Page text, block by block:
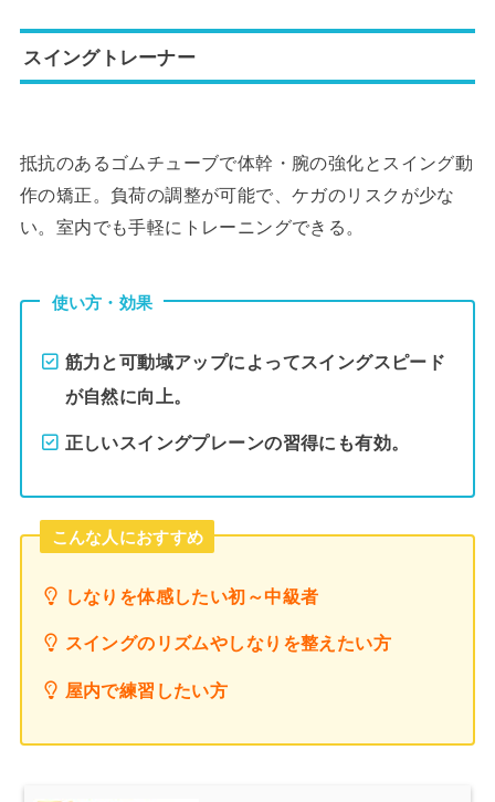
スイングトレーナー
抵抗のあるゴムチューブで体幹・腕の強化とスイング動
作の矯正。負荷の調整が可能で、ケガのリスクが少な
い。室内でも手軽にトレーニングできる。
使い方・効果
筋力と可動域アップによってスイングスピード
が自然に向上。
正しいスイングプレーンの習得にも有効。
こんな人におすすめ
しなりを体感したい初～中級者
スイングのリズムやしなりを整えたい方
屋内で練習したい方